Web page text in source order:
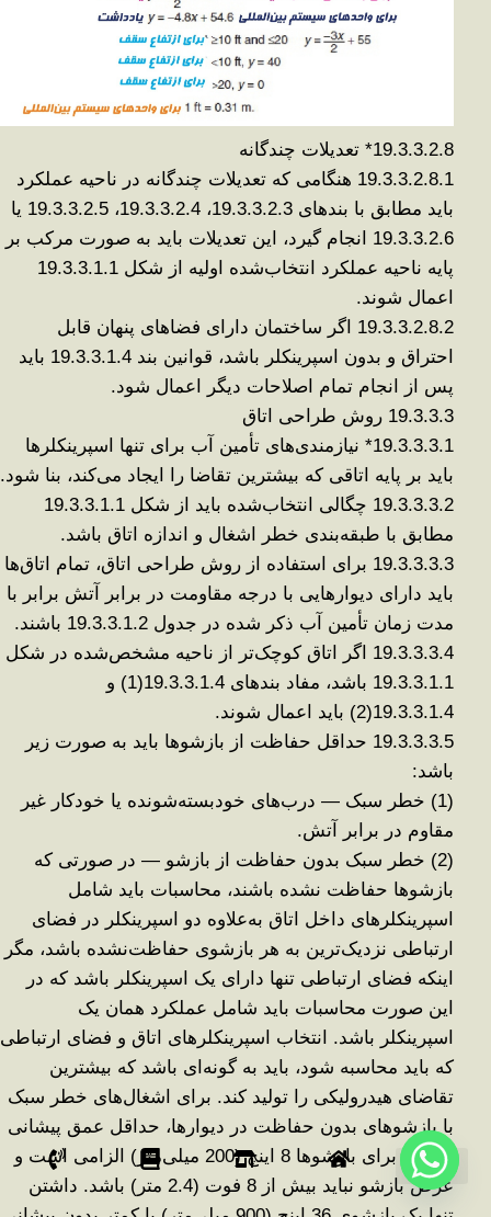
19.3.3.2.8*
تعدیلات چندگانه
19.3.3.2.8.1 هنگامی که تعدیلات چندگانه در ناحیه عملکرد
باید مطابق با بندهای 19.3.3.2.3، 19.3.3.2.4، 19.3.3.2.5 یا
19.3.3.2.6 انجام گیرد، این تعدیلات باید به صورت مرکب بر
پایه ناحیه عملکرد انتخاب‌شده اولیه از
شکل 19.3.3.1.1
اعمال شوند.
19.3.3.2.8.2 اگر ساختمان دارای فضاهای پنهان قابل
احتراق و بدون اسپرینکلر باشد، قوانین بند 19.3.3.1.4 باید
پس از انجام تمام اصلاحات دیگر اعمال شود.
19.3.3.3 روش طراحی اتاق
19.3.3.3.1*
نیازمندی‌های تأمین آب برای تنها اسپرینکلرها
باید بر پایه اتاقی که بیشترین تقاضا را ایجاد می‌کند، بنا شود.
19.3.3.3.2
چگالی انتخاب‌شده باید از شکل 19.3.3.1.1
مطابق با طبقه‌بندی خطر اشغال و اندازه اتاق باشد.
19.3.3.3.3 برای استفاده از روش طراحی اتاق، تمام اتاق‌ها
باید دارای دیوارهایی با درجه مقاومت در برابر آتش برابر با
مدت زمان تأمین آب ذکر شده در جدول 19.3.3.1.2 باشند
.
19.3.3.3.4 اگر اتاق کوچک‌تر از ناحیه مشخص‌شده در شکل
19.3.3.1.1 باشد، مفاد بندهای 19.3.3.1.4(1) و
19.3.3.1.4(2) باید اعمال شوند
.
19.3.3.3.5 حداقل حفاظت از بازشوها باید به صورت زیر
باشد:
(1)
خطر سبک — درب‌های خودبسته‌شونده یا خودکار غیر
مقاوم در برابر آتش.
(2)
خطر سبک بدون حفاظت از بازشو — در صورتی که
بازشوها حفاظت نشده باشند، محاسبات باید شامل
اسپرینکلرهای داخل اتاق به‌علاوه دو اسپرینکلر در فضای
ارتباطی نزدیک‌ترین به هر بازشوی حفاظت‌نشده باشد، مگر
اینکه فضای ارتباطی تنها دارای یک اسپرینکلر باشد که در
این صورت محاسبات باید شامل عملکرد همان یک
اسپرینکلر باشد. انتخاب اسپرینکلرهای اتاق و فضای ارتباطی
که باید محاسبه شود، باید به گونه‌ای باشد که بیشترین
تقاضای هیدرولیکی را تولید کند. برای اشغال‌های خطر سبک
با بازشوهای بدون حفاظت در دیوارها، حداقل عمق پیشانی
(lintel)
برای بازشوها 8 اینچ (200 میلی‌متر) الزامی است و
عرض بازشو نباید بیش از 8 فوت (2.4 متر) باشد. داشتن